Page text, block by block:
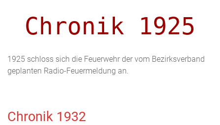
Chronik 1925
1925 schloss sich die Feuerwehr der vom Bezirksverband
geplanten Radio-Feuermeldung an.
Chronik 1932